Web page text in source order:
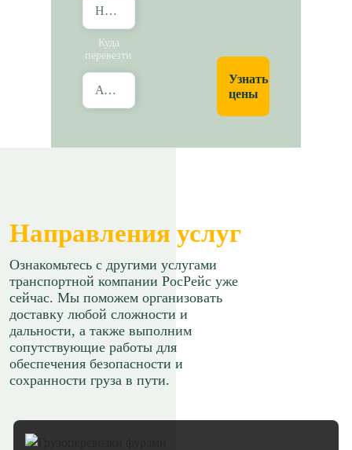
Новосибирск
Куда
перевезти
Абакан
Узнать
цены
Направления услуг
Ознакомьтесь с другими услугами
транспортной компании РосРейс уже
сейчас. Мы поможем организовать
доставку любой сложности и
дальности, а также выполним
сопутствующие работы для
обеспечения безопасности и
сохранности груза в пути.